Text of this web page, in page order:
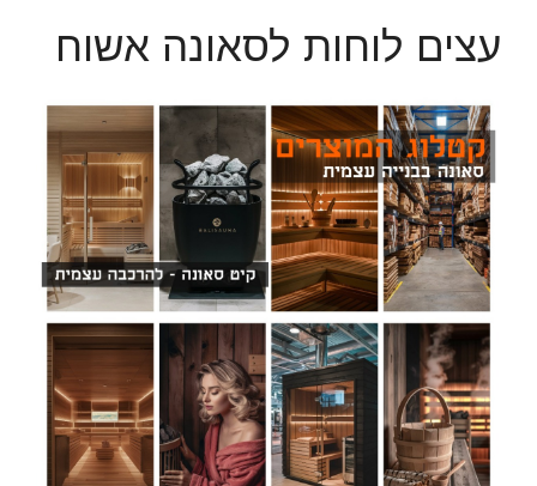
עצים לוחות לסאונה אשוח